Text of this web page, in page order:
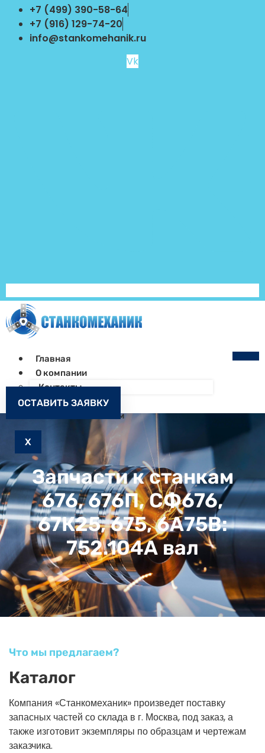
Перейти
содержимому
+7 (499) 390-58-64
+7 (916) 129-74-20
info@stankomehanik.ru
Vk
Главная
О компании
Контакты
Как заказать
Запчасти к станкам
X
ОСТАВИТЬ ЗАЯВКУ
Запчасти к станкам
676, 676П, СФ676,
67К25, 675, 6А75В:
752.104А вал
Что мы предлагаем?
Каталог
Компания «Станкомеханик» произведет поставку
запасных частей со склада в г. Москва, под заказ, а
также изготовит экземпляры по образцам и чертежам
заказчика.